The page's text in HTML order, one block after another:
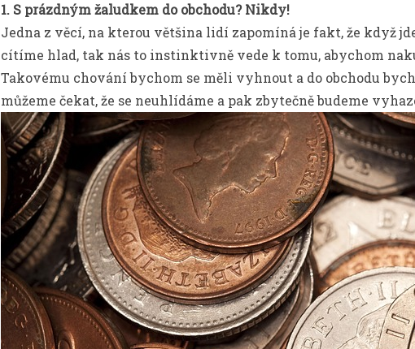
1. S prázdným žaludkem do obchodu? Nikdy!
Jedna z věcí, na kterou většina lidí zapomíná je fakt, že když
cítíme hlad, tak nás to instinktivně vede k tomu, abychom
Takovému chování bychom se měli vyhnout a do obchodu
můžeme čekat, že se neuhlídáme a pak zbytečně budeme